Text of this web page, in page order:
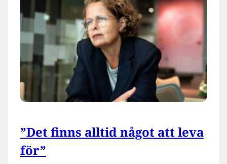
”Det finns alltid något att leva
för”